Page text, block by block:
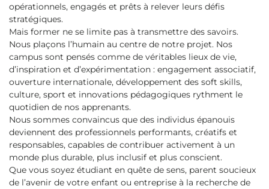
opérationnels, engagés et prêts à relever leurs défis
stratégiques.
Mais former ne se limite pas à transmettre des savoirs.
Nous plaçons l’humain au centre de notre projet. Nos
campus sont pensés comme de véritables lieux de vie,
d’inspiration et d’expérimentation : engagement associatif,
ouverture internationale, développement des soft skills,
culture, sport et innovations pédagogiques rythment le
quotidien de nos apprenants.
Nous sommes convaincus que des individus épanouis
deviennent des professionnels performants, créatifs et
responsables, capables de contribuer activement à un
monde plus durable, plus inclusif et plus conscient.
Que vous soyez étudiant en quête de sens, parent soucieux
de l’avenir de votre enfant ou entreprise à la recherche de